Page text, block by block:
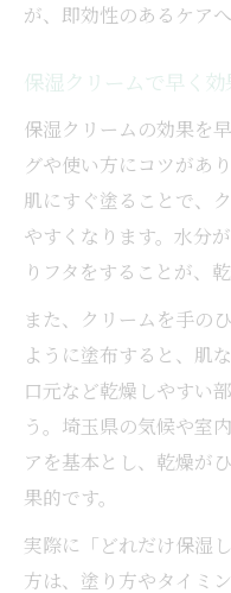
が、即効性のあるケア
保湿クリームで早く
保湿クリームの効果を
グや使い方にコツがあ
肌にすぐ塗ることで、
やすくなります。水分
りフタをすることが、
また、クリームを手の
ように塗布すると、肌
口元など乾燥しやすい
う。埼玉県の気候や室
アを基本とし、乾燥が
果的です。
実際に「どれだけ保湿
方は、塗り方やタイミ